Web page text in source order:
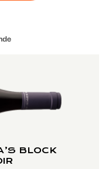
BLOCK